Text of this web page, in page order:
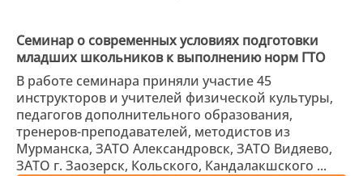
Семинар о современных условиях подготовки
младших школьников к выполнению норм ГТО
В работе семинара приняли участие 45
инструкторов и учителей физической культуры,
педагогов дополнительного образования,
тренеров-преподавателей, методистов из
Мурманска, ЗАТО Александровск, ЗАТО Видяево,
ЗАТО г. Заозерск, Кольского, Кандалакшского ...